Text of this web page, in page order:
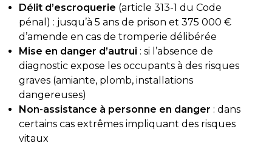
Délit d’escroquerie (article 313-1 du Code
pénal) : jusqu’à 5 ans de prison et 375 000 €
d’amende en cas de tromperie délibérée
Mise en danger d’autrui : si l’absence de
diagnostic expose les occupants à des risques
graves (amiante, plomb, installations
dangereuses)
Non-assistance à personne en danger : dans
certains cas extrêmes impliquant des risques
vitaux